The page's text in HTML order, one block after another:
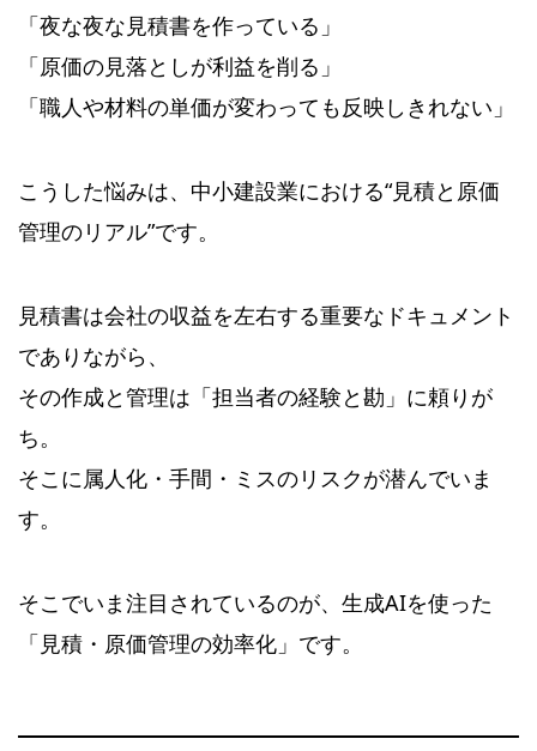
「夜な夜な見積書を作っている」
「原価の見落としが利益を削る」
「職人や材料の単価が変わっても反映しきれない」
こうした悩みは、中小建設業における“見積と原価
管理のリアル”です。
見積書は会社の収益を左右する重要なドキュメント
でありながら、
その作成と管理は「担当者の経験と勘」に頼りが
ち。
そこに属人化・手間・ミスのリスクが潜んでいま
す。
そこでいま注目されているのが、生成AIを使った
「見積・原価管理の効率化」です。